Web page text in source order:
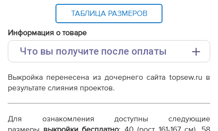
ТАБЛИЦА РАЗМЕРОВ
Информация о товаре
Что вы получите после оплаты
Выкройка PDF для печати на принтере A4 или
плоттере A0 с шириной печати 810мм в зависимости
Дополнительные файлы:
Выкройка перенесена из дочернего сайта topsew.ru в
результате слияния проектов.
Для ознакомления доступны следующие